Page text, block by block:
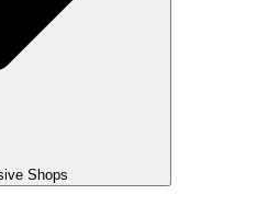
Shops